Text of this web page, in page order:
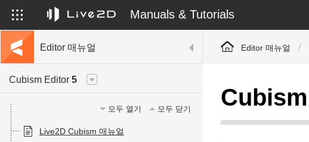
Manuals & Tutorials
Editor 매뉴얼
Cubism Editor 5
모두 열기 모두 닫기
Live2D Cubism 매뉴얼
Editor 매뉴얼